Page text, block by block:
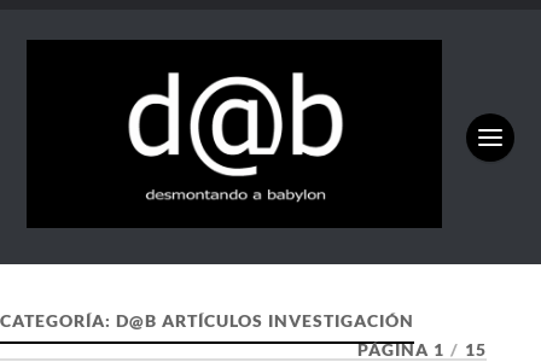
CATEGORÍA: D@B ARTÍCULOS INVESTIGACIÓN
PÁGINA 1 / 15